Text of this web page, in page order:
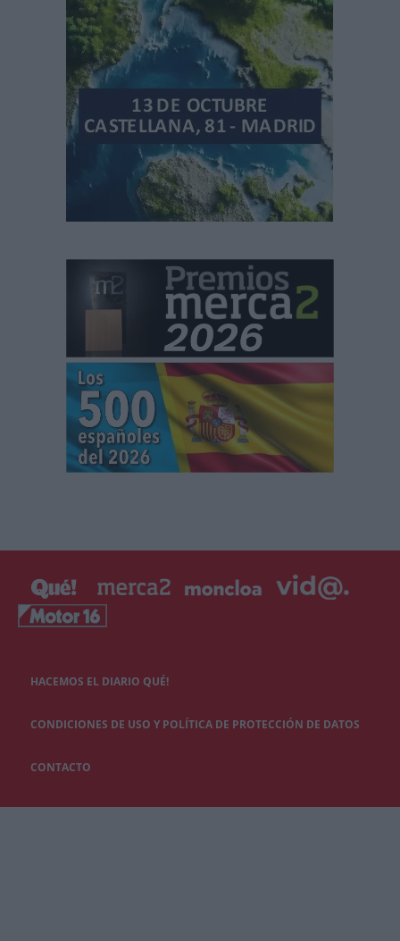
HACEMOS EL DIARIO QUÉ!
CONDICIONES DE USO Y POLÍTICA DE PROTECCIÓN DE DATOS
CONTACTO